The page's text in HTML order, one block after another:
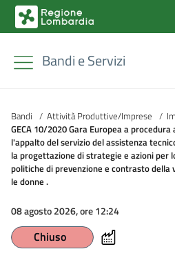
Bandi e Servizi
Bandi / Attività Produttive/Imprese /
GECA 10/2020 Gara Europea a
l'appalto del servizio del assistenza
la progettazione di strategie e azioni per
politiche di prevenzione e contrasto della
le donne .
08 agosto 2026, ore 12:24
Chiuso